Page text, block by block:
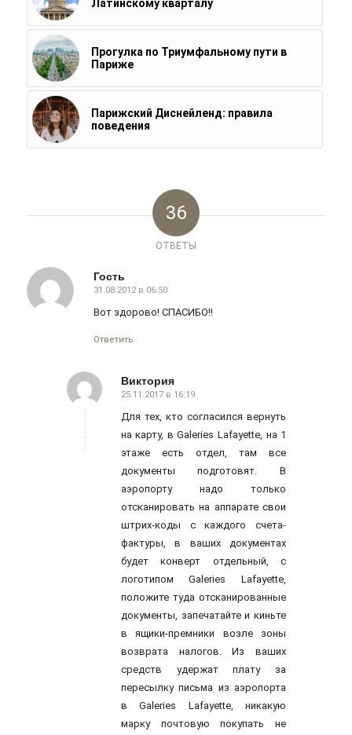
Латинскому кварталу
Прогулка по Триумфальному пути в
Париже
Парижский Диснейленд: правила
поведения
36
ОТВЕТЫ
Гость
говорит:
31.08.2012 в 06:50
Вот здорово! СПАСИБО!!
Ответить
Виктория
говорит:
25.11.2017 в 16:19
Для тех, кто согласился вернуть
на карту, в Galeries Lafayette, на 1
этаже есть отдел, там все
документы подготовят. В
аэропорту надо только
отсканировать на аппарате свои
штрих-коды с каждого счета-
фактуры, в ваших документах
будет конверт отдельный, с
логотипом Galeries Lafayette,
положите туда отсканированные
документы, запечатайте и киньте
в ящики-премники возле зоны
возврата налогов. Из ваших
средств удержат плату за
пересылку письма из аэропорта
в Galeries Lafayette, никакую
марку почтовую покупать не